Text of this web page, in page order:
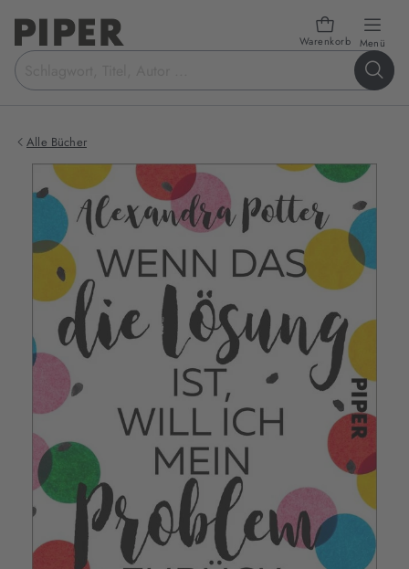
Warenkorb Menü
Suchbegriff
eingeben
Alle Bücher
Produktbilder
zum
Buch